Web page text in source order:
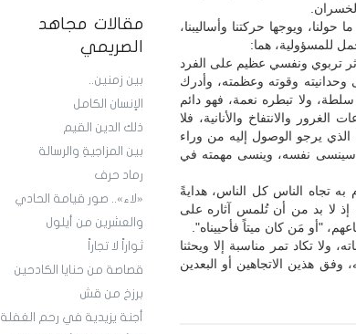
مقالات مجاهد
الصريمي
بين زمنين..
الإنسان الكامل
ذلك الدين القيم
بين المزاجيةِ والرسالة
رماد حرف
«لاء».. صور قيامة الحادي
والعشرين من أيلول
ثواراً لا تجاراً
قصاصة من حنايا الكادحين
برزخ من قش
أجنة يزيدية في رحم الغفلة
حولنا، ويوجها حركتنا وأساليبنا،
للمسؤولية، هما:
أثر تربوي ونفسي عظيم على الفرد
وقوته وعظمته، وأدرك
ولا تبطره نعمة، فهو دائم
والانتفاخ والأنانية، فلا
يرجو الوصول إليه من وراء
سينسى نفسه، وينسى مهمته في
به تجاه الناس كل الناس، هدايةً
إذ لا بد من أن تُلمس آثاره على
"أو مَن كان ميتاً فأحييناه".
ولا تكاد تمر مناسبة إلا ويحثنا
وفق هذين الاتجاهين أو البعدين